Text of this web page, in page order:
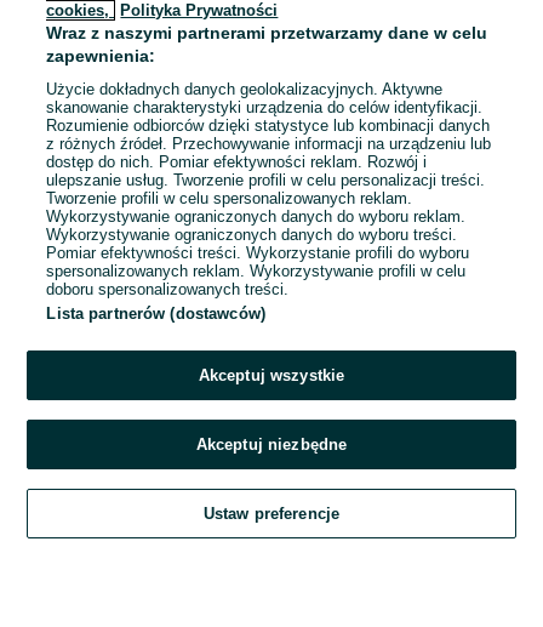
Klucze
Odświeżono dnia 24 lipca 2026
1 2 3 4 5
Zadzwoń / SMS
Szukaj Obserwujesz Dodaj Czat Konto
cookies,
Polityka Prywatności
Wraz z naszymi partnerami przetwarzamy dane w celu
zapewnienia:
Użycie dokładnych danych geolokalizacyjnych. Aktywne
skanowanie charakterystyki urządzenia do celów identyfikacji.
Rozumienie odbiorców dzięki statystyce lub kombinacji danych
z różnych źródeł. Przechowywanie informacji na urządzeniu lub
dostęp do nich. Pomiar efektywności reklam. Rozwój i
ulepszanie usług. Tworzenie profili w celu personalizacji treści.
Tworzenie profili w celu spersonalizowanych reklam.
Wykorzystywanie ograniczonych danych do wyboru reklam.
Wykorzystywanie ograniczonych danych do wyboru treści.
Pomiar efektywności treści. Wykorzystanie profili do wyboru
spersonalizowanych reklam. Wykorzystywanie profili w celu
doboru spersonalizowanych treści.
Lista partnerów (dostawców)
Akceptuj wszystkie
Akceptuj niezbędne
Ustaw preferencje